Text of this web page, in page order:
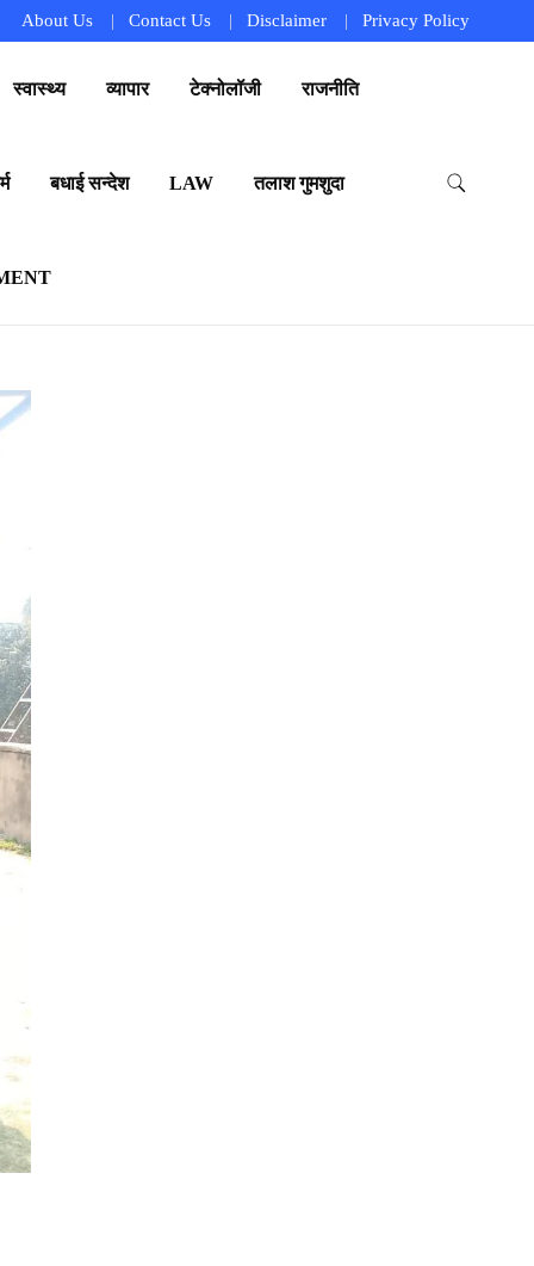
About Us Contact Us Disclaimer Privacy Policy
स्वास्थ्य व्यापार टेक्नोलॉजी राजनीति
बधाई सन्देश LAW तलाश गुमशुदा